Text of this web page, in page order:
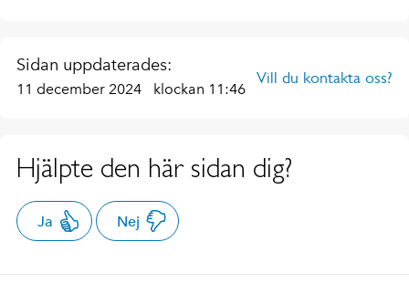
Sidan uppdaterades:
11 december 2024 klockan 11:46
Vill du kontakta oss?
Hjälpte den här sidan dig?
Ja Nej